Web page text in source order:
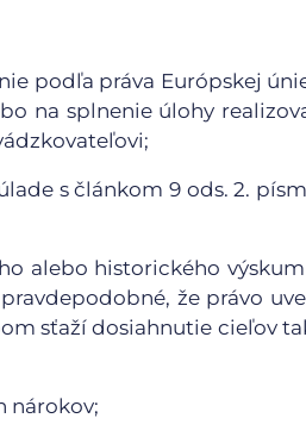
podľa práva Európskej
na splnenie úlohy
s článkom 9 ods. 2.
alebo historického
že právo
sťaží dosiahnutie cieľov
nárokov;